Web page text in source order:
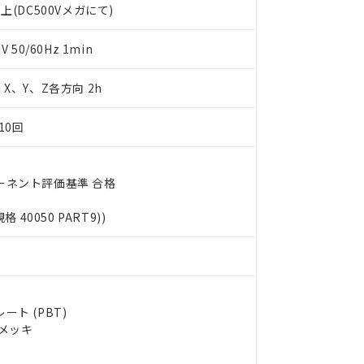
(DC500Vメガにて)
50/60Hz 1min
、Y、Z各方向 2h
回
ネント評価基準 合格
格 40050 PART9))
ート (PBT)
ッキ
ます。
質）の非含有証明書
書（当社基準）
点で非含有を証明するもので、過去に遡って非含有を証明するも
欄に対応日を記載しておりました。
への在庫切替を完了していることから、特段のことがない限り、